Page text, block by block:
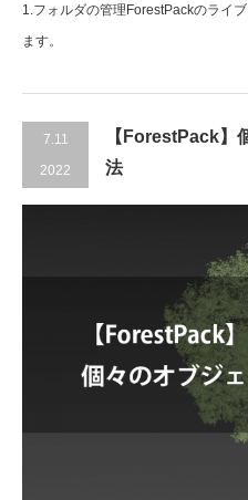
1.フォルダの管理ForestPackのライ
ます。
7.11
2022
【ForestPack】
法